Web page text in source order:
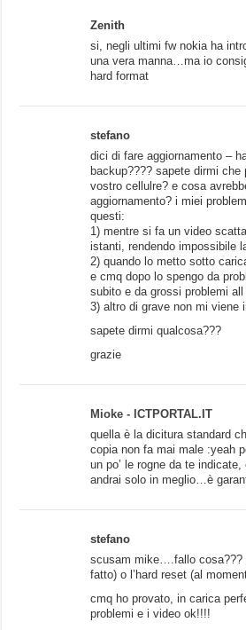
Zenith
si, negli ultimi fw nokia ha
una vera manna…ma io
hard format
stefano
dici di fare aggiornamento –
backup???? sapete dirmi che
vostro cellulre? e cosa
aggiornamento? i miei
questi:
1) mentre si fa un video
istanti, rendendo impossibile
2) quando lo metto sotto
e cmq dopo lo spengo da
subito e da grossi problemi
3) altro di grave non mi
sapete dirmi qualcosa???
grazie
Mioke - ICTPORTAL.IT
quella è la dicitura standard
copia non fa mai male :yeah
un po’ le rogne da te
andrai solo in meglio…è
stefano
scusam mike….fallo cosa???
fatto) o l’hard reset (al
cmq ho provato, in carica
problemi e i video ok!!!!